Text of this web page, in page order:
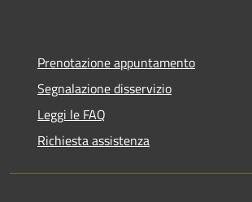
Prenotazione appuntamento
Segnalazione disservizio
Leggi le FAQ
Richiesta assistenza